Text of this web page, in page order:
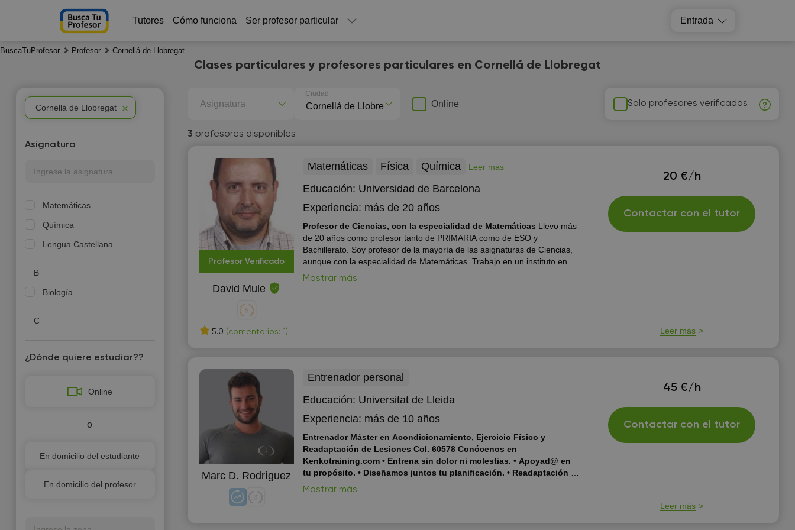
Tutores Cómo funciona Ser profesor particular Entrada
BuscaTuProfesor Profesor Cornellá de Llobregat
Clases particulares y profesores particulares en Cornellá de Llobregat
Asignatura
Ciudad
Online Solo profesores verificados
3 profesores disponibles
Profesor Verificado
David Mule
5.0 (comentarios: 1)
Matemáticas Física Química Leer más
Educación: Universidad de Barcelona
Experiencia: más de 20 años
Profesor de Ciencias, con la especialidad de Matemáticas Llevo más
de 20 años como profesor tanto de PRIMARIA como de ESO y
Bachillerato. Soy profesor de la mayoría de las asignaturas de Ciencias,
aunque con la especialidad de Matemáticas. Trabajo en un instituto en
Barcelona, con lo que la formación constante y el contacto con los
alumnos es uno de mis p...
Mostrar más
20 €/h
Contactar con el tutor
Leer más
Marc D. Rodríguez
Entrenador personal
Educación: Universitat de Lleida
Experiencia: más de 10 años
Entrenador Máster en Acondicionamiento, Ejercicio Físico y
Readaptación de Lesiones Col. 60578 Conócenos en
Kenkotraining.com • Entrena sin dolor ni molestias. • Apoyad@ en
tu propósito. • Diseñamos juntos tu planificación. • Readaptación de
lesiones y entrenamiento para una recuperación segura,
permanente y sin limitaciones.
Mostrar más
45 €/h
Contactar con el tutor
Leer más
Cornellá de Llobregat
Asignatura
Matemáticas
Química
Lengua Castellana
B
Biología
C
Entrenador personal
¿Dónde quiere estudiar??
Online
o
En domicilio del estudiante
En domicilio del profesor